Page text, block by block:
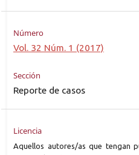
Número
Vol. 32 Núm. 1 (2017)
Sección
Reporte de casos
Licencia
Aquellos autores/as que tengan